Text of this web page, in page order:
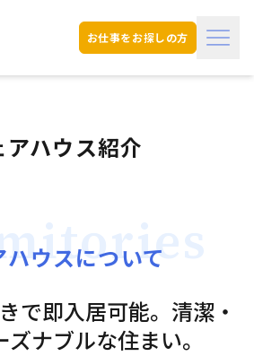
お仕事をお探しの方 menu
アハウス紹介
ハウスについて
で即入居可能。清潔・
ナブルな住まい。